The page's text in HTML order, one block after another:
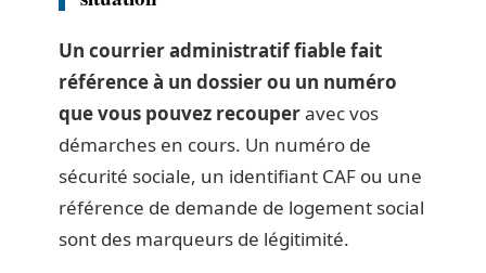
Un courrier administratif fiable fait
référence à un dossier ou un numéro
que vous pouvez recouperavec vos
démarches en cours. Un numéro de
sécurité sociale, un identifiant CAF ou une
référence de demande de logement social
sont des marqueurs de légitimité.